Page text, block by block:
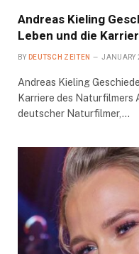
Andreas Kieling
Leben und die
BY DEUTSCH ZEITEN JANUARY
Andreas Kieling
Karriere des Naturfilmers
deutscher Naturfilmer,…